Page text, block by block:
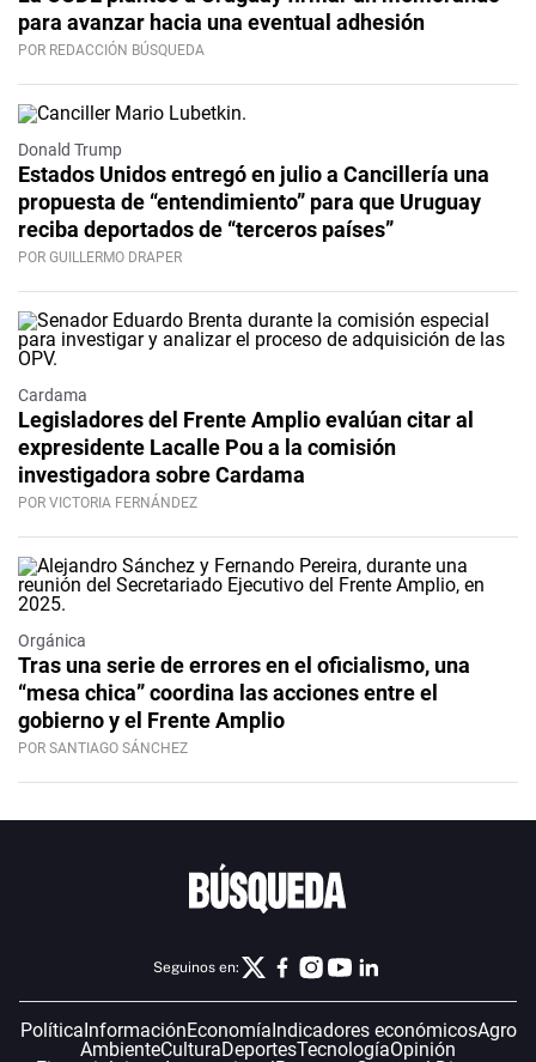
para avanzar hacia una eventual adhesión
POR REDACCIÓN BÚSQUEDA
Donald Trump
Estados Unidos entregó en julio a Cancillería una
propuesta de “entendimiento” para que Uruguay
reciba deportados de “terceros países”
POR GUILLERMO DRAPER
Cardama
Legisladores del Frente Amplio evalúan citar al
expresidente Lacalle Pou a la comisión
investigadora sobre Cardama
POR VICTORIA FERNÁNDEZ
Orgánica
Tras una serie de errores en el oficialismo, una
“mesa chica” coordina las acciones entre el
gobierno y el Frente Amplio
POR SANTIAGO SÁNCHEZ
Seguinos en:
PolíticaInformaciónEconomíaIndicadores económicosAgro
AmbienteCulturaDeportesTecnologíaOpinión